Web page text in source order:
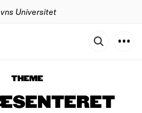
Universitet
THEME